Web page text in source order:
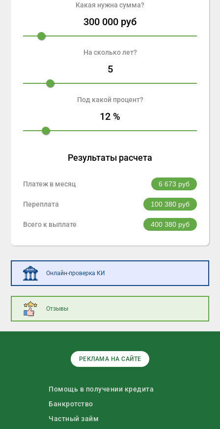
Какая нужна сумма?
300 000 руб
На сколько лет?
5
Под какой процент?
12 %
Результаты расчета
Платеж в месяц 6 673 руб
Переплата 100 380руб
Всего к выплате 400 380руб
Онлайн-проверка КИ
Отзывы
РЕКЛАМА НА САЙТЕ
Помощь в получении кредита
Банкротство
Частный займ